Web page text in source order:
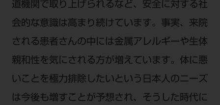
道機関で取り上げられるなど、安全に対する社
会的な意識は高まり続けています。事実、来院
される患者さんの中には金属アレルギーや生体
親和性を気にされる方が増えています。体に悪
いことを極力排除したいという日本人のニーズ
は今後も増すことが予想され、そうした時代に